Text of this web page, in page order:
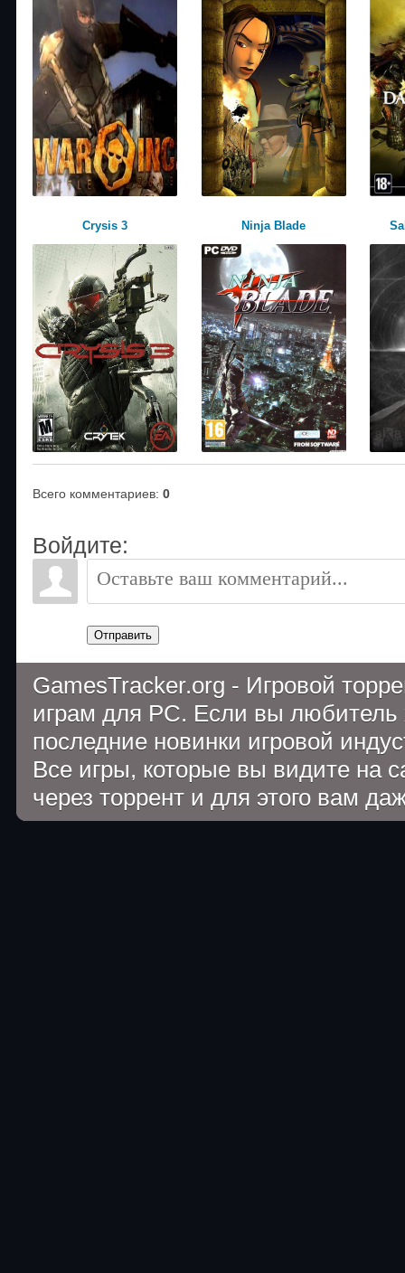
Crysis 3 Ninja Blade
Всего комментариев: 0
Войдите:
Отправить
GamesTracker.org - Игровой
играм для PC. Если вы
последние новинки игровой
Все игры, которые вы видите на
через торрент и для этого вам